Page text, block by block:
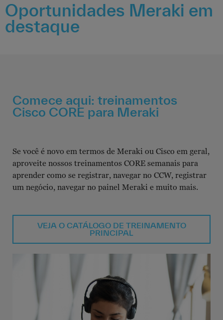
Oportunidades Meraki em
destaque
Comece aqui: treinamentos
Cisco CORE para Meraki
Se você é novo em termos de Meraki ou Cisco em geral,
aproveite nossos treinamentos CORE semanais para
aprender como se registrar, navegar no CCW, registrar
um negócio, navegar no painel Meraki e muito mais.
VEJA O CATÁLOGO DE TREINAMENTO
PRINCIPAL